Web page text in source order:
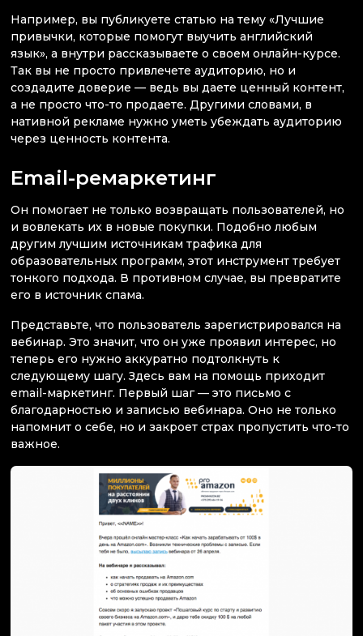
Например, вы публикуете статью на тему «Лучшие
привычки, которые помогут выучить английский
язык», а внутри рассказываете о своем онлайн-курсе.
Так вы не просто привлечете аудиторию, но и
создадите доверие — ведь вы даете ценный контент,
а не просто что-то продаете. Другими словами, в
нативной рекламе нужно уметь убеждать аудиторию
через ценность контента.
Email-ремаркетинг
Он помогает не только возвращать пользователей, но
и вовлекать их в новые покупки. Подобно любым
другим лучшим источникам трафика для
образовательных программ, этот инструмент требует
тонкого подхода. В противном случае, вы превратите
его в источник спама.
Представьте, что пользователь зарегистрировался на
вебинар. Это значит, что он уже проявил интерес, но
теперь его нужно аккуратно подтолкнуть к
следующему шагу. Здесь вам на помощь приходит
email-маркетинг. Первый шаг — это письмо с
благодарностью и записью вебинара. Оно не только
напомнит о себе, но и закроет страх пропустить что-то
важное.